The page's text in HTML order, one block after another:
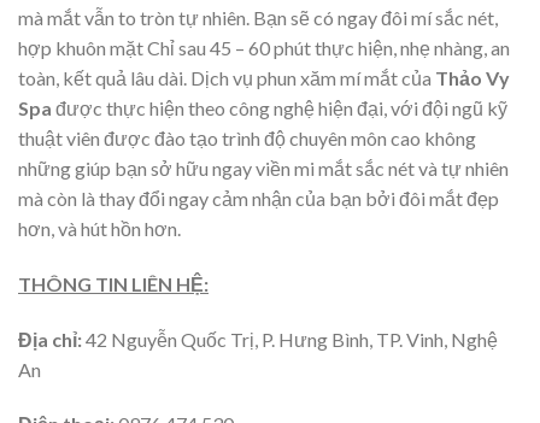
mà mắt vẫn to tròn tự nhiên. Bạn sẽ có ngay đôi mí sắc nét,
hợp khuôn mặt Chỉ sau 45 – 60 phút thực hiện, nhẹ nhàng, an
toàn, kết quả lâu dài. Dịch vụ phun xăm mí mắt của Thảo Vy
Spa được thực hiện theo công nghệ hiện đại, với đội ngũ kỹ
thuật viên được đào tạo trình độ chuyên môn cao không
những giúp bạn sở hữu ngay viền mi mắt sắc nét và tự nhiên
mà còn là thay đổi ngay cảm nhận của bạn bởi đôi mắt đẹp
hơn, và hút hồn hơn.
THÔNG TIN LIÊN HỆ:
Địa chỉ:42 Nguyễn Quốc Trị, P. Hưng Bình, TP. Vinh, Nghệ
An